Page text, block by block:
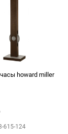
howard miller
615-124